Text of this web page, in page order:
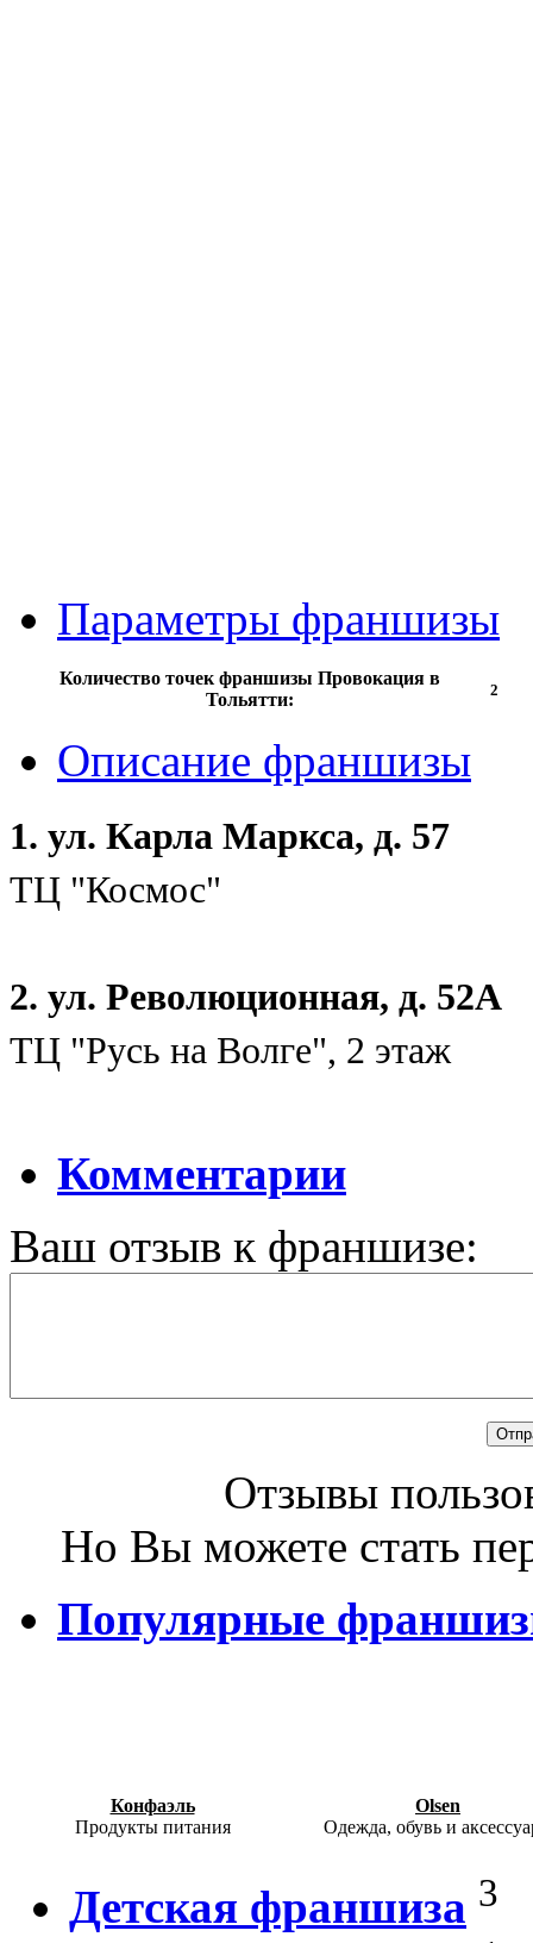
Параметры франшизы
Количество точек франшизы Провокация в
Тольятти:
2
Описание франшизы
1. ул. Карла Маркса, д. 57
ТЦ "Космос"
2. ул. Революционная, д. 52А
ТЦ "Русь на Волге", 2 этаж
Комментарии
Ваш отзыв к франшизе:
Отзывы
Но Вы можете стать
Популярные
Конфаэль
Продукты питания
Olsen
Одежда, обувь и
Детская франшиза 3